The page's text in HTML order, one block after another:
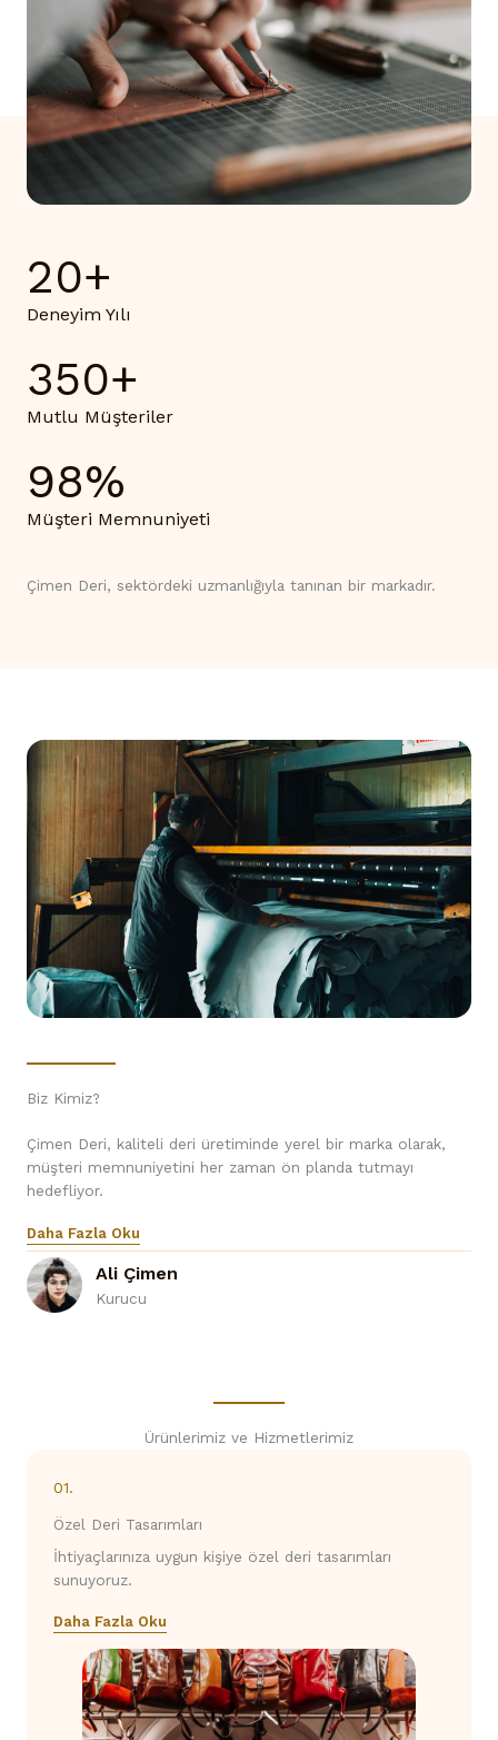
20+
Deneyim Yılı
350+
Mutlu Müşteriler
98%
Müşteri Memnuniyeti
Çimen Deri, sektördeki uzmanlığıyla tanınan bir markadır.
Biz Kimiz?
Çimen Deri, kaliteli deri üretiminde yerel bir marka olarak,
müşteri memnuniyetini her zaman ön planda tutmayı
hedefliyor.
Daha Fazla Oku
Ali Çimen
Kurucu
Ürünlerimiz ve Hizmetlerimiz
01.
Özel Deri Tasarımları
İhtiyaçlarınıza uygun kişiye özel deri tasarımları
sunuyoruz.
Daha Fazla Oku